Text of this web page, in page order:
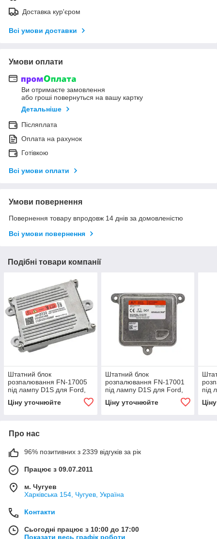
Доставка кур'єром
Всі умови доставки
Умови оплати
Ви отримаєте замовлення
або гроші повернуться на вашу картку
Детальніше
Післяплата
Оплата на рахунок
Готівкою
Всі умови оплати
Умови повернення
Повернення товару впродовж 14 днів за домовленістю
Всі умови повернення
Подібні товари компанії
Штатний блок
розпалювання FN-17005
під лампу D1S для Ford,
LAND ROVER, OPEL та ін.
Ціну уточнюйте
Штатний блок
розпалювання FN-17001
під лампу D1S для Ford,
Hyundai, Land Rover, Opel
та ін.
Ціну уточнюйте
під
Про нас
96% позитивних з 2339 відгуків за рік
Працює з 09.07.2011
м. Чугуев
Харківська 154, Чугуев, Україна
Контакти
Сьогодні працює з 10:00 до 17:00
Показати весь графік роботи